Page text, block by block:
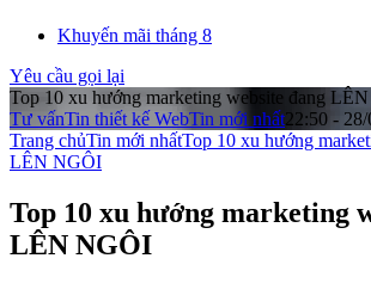
Khuyến mãi tháng 8
Yêu cầu gọi lại
Top 10 xu hướng marketing website đang
Tư vấnTin thiết kế WebTin mới nhất22:50 -
Trang chủTin mới nhấtTop 10 xu hướng
LÊN NGÔI
Top 10 xu hướng marketing
LÊN NGÔI